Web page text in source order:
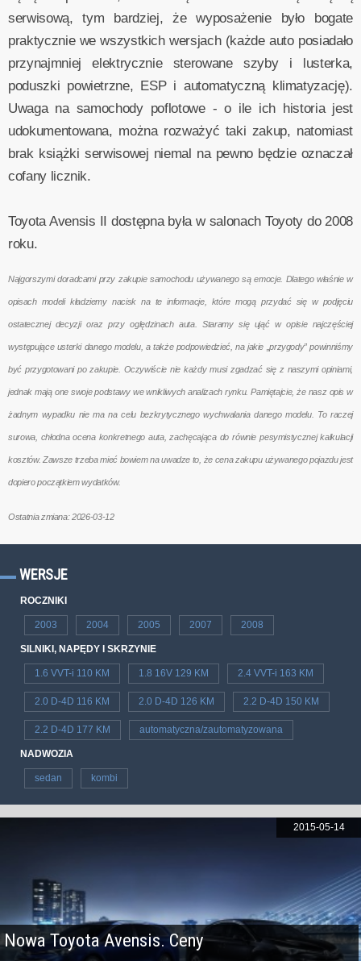
serwisową, tym bardziej, że wyposażenie było bogate
praktycznie we wszystkich wersjach (każde auto posiadało
przynajmniej elektrycznie sterowane szyby i lusterka,
poduszki powietrzne, ESP i automatyczną klimatyzację).
Uwaga na samochody poflotowe - o ile ich historia jest
udokumentowana, można rozważyć taki zakup, natomiast
brak książki serwisowej niemal na pewno będzie oznaczał
cofany licznik.
Toyota Avensis II dostępna była w salonach Toyoty do 2008
roku.
Najgorszymi doradcami przy zakupie samochodu używanego są emocje. Dlatego właśnie w
opisach modeli kładziemy nacisk na te informacje, które mogą przydać się w podjęciu
ostatecznej decyzji oraz przy oględzinach auta. Staramy się ująć w opisie najczęściej
występujące usterki danego modelu, a także podpowiedzieć, na jakie „przygody” powinniśmy
być przygotowani po zakupie. Oczywiście nie każdy musi zgadzać się z naszymi opiniami,
jednak mają one swoje podstawy we wnikliwych analizach rynku. Pamiętajcie, że nasz opis w
żadnym wypadku nie ma na celu bezkrytycznego wychwalania danego modelu. To raczej
surowa, chłodna ocena konkretnego auta, zachęcająca do równie pesymistycznej kalkulacji
kosztów. Zawsze trzeba mieć bowiem na uwadze to, że cena zakupu używanego pojazdu jest
dopiero początkiem wydatków.
Ostatnia zmiana: 2026-03-12
WERSJE
ROCZNIKI
2003 2004 2005 2007 2008
SILNIKI, NAPĘDY I SKRZYNIE
1.6 VVT-i 110 KM 1.8 16V 129 KM 2.4 VVT-i 163 KM
2.0 D-4D 116 KM 2.0 D-4D 126 KM 2.2 D-4D 150 KM
2.2 D-4D 177 KM automatyczna/zautomatyzowana
NADWOZIA
sedan kombi
Nowa Toyota Avensis. Ceny
2015-05-14